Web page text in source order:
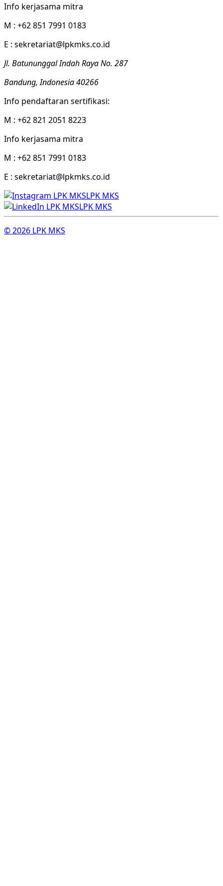
Info kerjasama mitra
M : +62 851 7991 0183
E : sekretariat@lpkmks.co.id
Jl. Batununggal Indah Raya No. 287
Bandung, Indonesia 40266
Info pendaftaran sertifikasi:
M : +62 821 2051 8223
Info kerjasama mitra
M : +62 851 7991 0183
E : sekretariat@lpkmks.co.id
LPK MKS
LPK MKS
© 2026 LPK MKS